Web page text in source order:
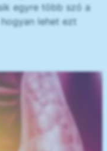
egyre több szó a
lehet ezt